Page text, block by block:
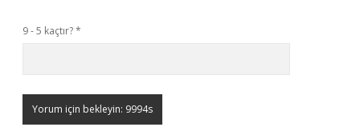
9 - 5 kaçtır?*